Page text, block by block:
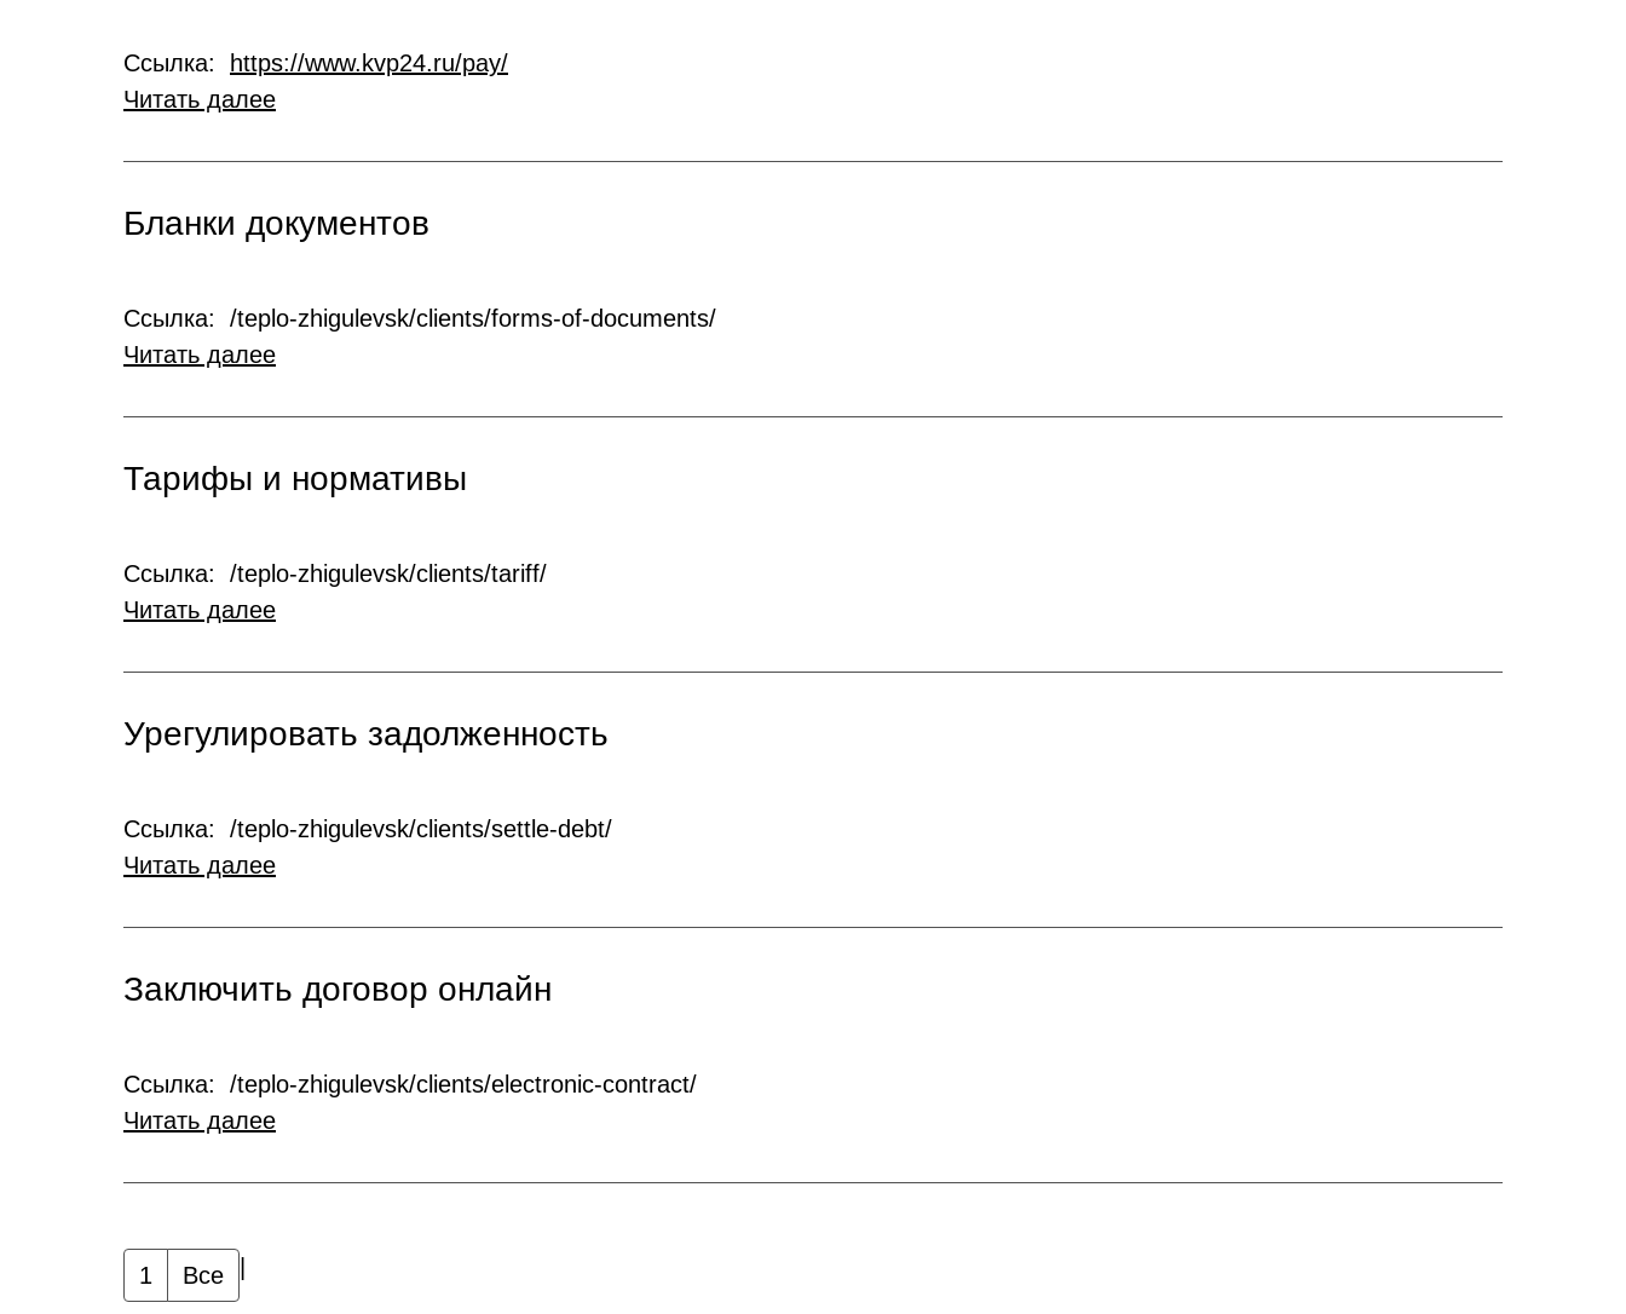
Ссылка:
https://www.kvp24.ru/pay/
Читать далее
Бланки документов
Ссылка: /teplo-zhigulevsk/clients/forms-of-documents/
Читать далее
Тарифы и нормативы
Ссылка: /teplo-zhigulevsk/clients/tariff/
Читать далее
Урегулировать задолженность
Ссылка: /teplo-zhigulevsk/clients/settle-debt/
Читать далее
Заключить договор онлайн
Ссылка: /teplo-zhigulevsk/clients/electronic-contract/
Читать далее
1 Все